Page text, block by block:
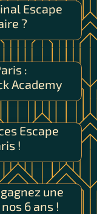
Escape
?
:
Academy
Escape
!
une
6 ans !